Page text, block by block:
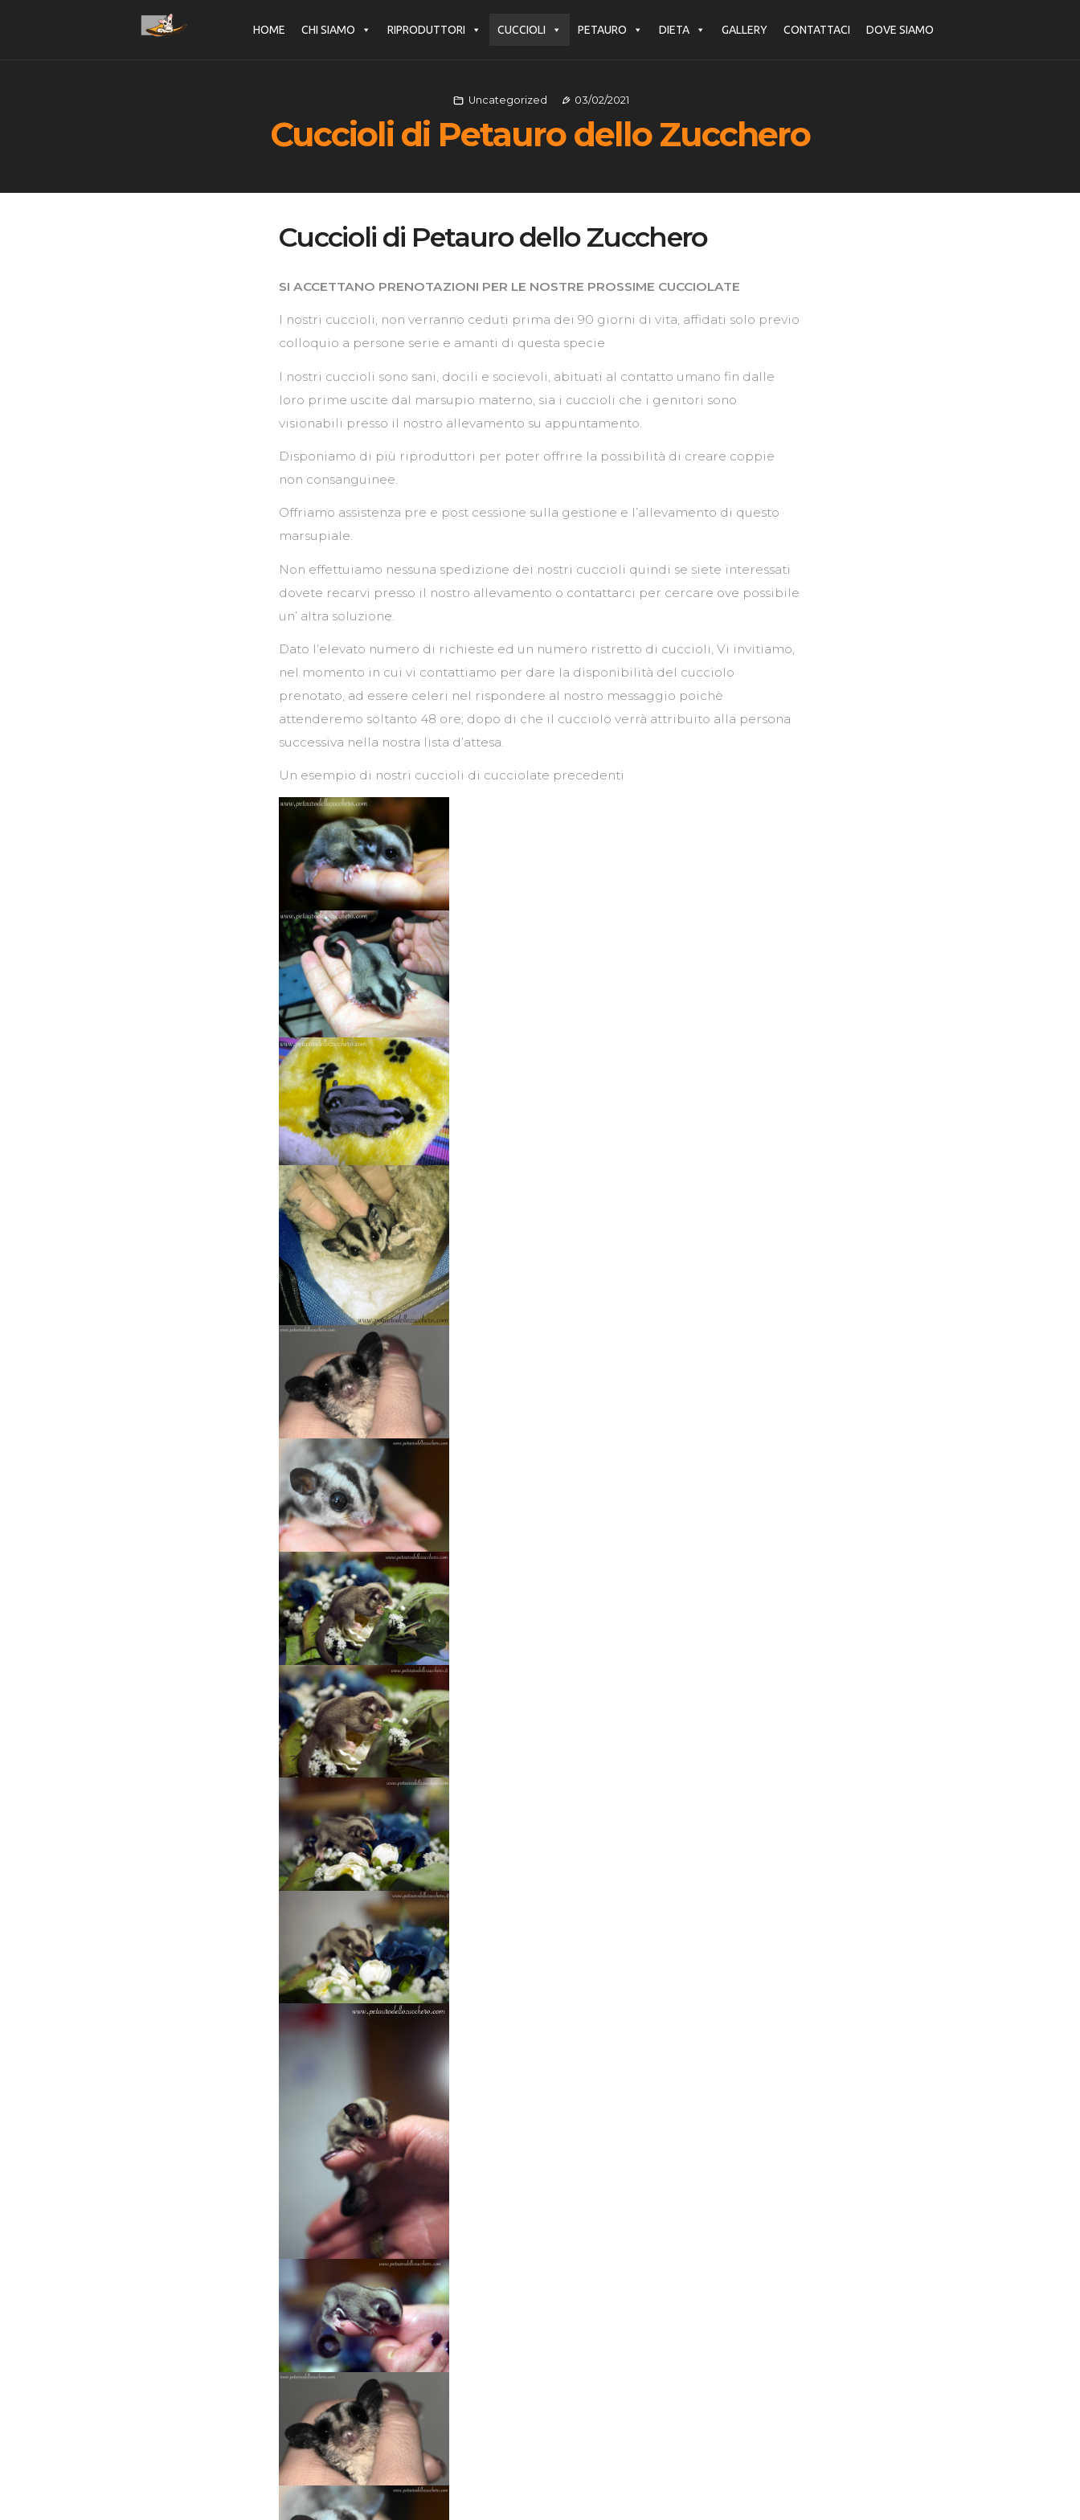
HOME CHI SIAMO RIPRODUTTORI CUCCIOLI PETAURO DIETA GALLERY CONTATTACI DOVE SIAMO
Uncategorized 03/02/2021
Cuccioli di Petauro dello Zucchero
RIPRODUTTORI
Cuccioli di Petauro dello Zucchero
SI ACCETTANO PRENOTAZIONI PER LE NOSTRE PROSSIME CUCCIOLATE
I nostri cuccioli, non verranno ceduti prima dei 90 giorni di vita, affidati solo previo
colloquio a persone serie e amanti di questa specie
I nostri cuccioli sono sani, docili e socievoli, abituati al contatto umano fin dalle
loro prime uscite dal marsupio materno, sia i cuccioli che i genitori sono
visionabili presso il nostro allevamento su appuntamento.
Disponiamo di più riproduttori per poter offrire la possibilità di creare coppie
non consanguinee.
Offriamo assistenza pre e post cessione sulla gestione e l’allevamento di questo
marsupiale.
Non effettuiamo nessuna spedizione dei nostri cuccioli quindi se siete interessati
dovete recarvi presso il nostro allevamento o contattarci per cercare ove possibile
un’ altra soluzione.
Dato l’elevato numero di richieste ed un numero ristretto di cuccioli, Vi invitiamo,
nel momento in cui vi contattiamo per dare la disponibilità del cucciolo
prenotato, ad essere celeri nel rispondere al nostro messaggio poichè
attenderemo soltanto 48 ore; dopo di che il cucciolo verrà attribuito alla persona
successiva nella nostra lista d’attesa.
Un esempio di nostri cuccioli di cucciolate precedenti